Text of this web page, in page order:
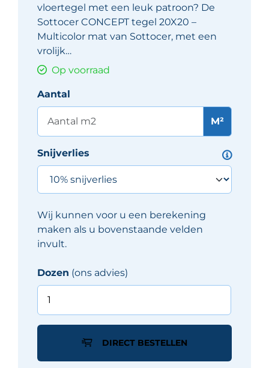
vloertegel met een leuk patroon? De
Sottocer CONCEPT tegel 20X20 –
Multicolor mat van Sottocer, met een
vrolijk…
Op voorraad
Aantal
M²
Snijverlies
Wij kunnen voor u een berekening
maken als u bovenstaande velden
invult.
Dozen (ons advies)
Sottocer
CONCEPT
-
DIRECT BESTELLEN